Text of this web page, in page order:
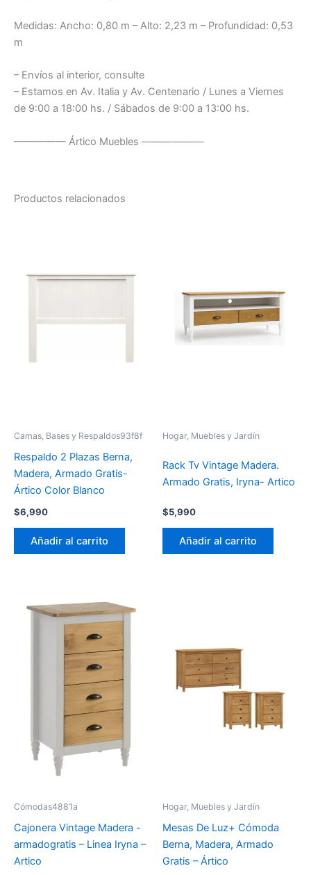
Medidas: Ancho: 0,80 m – Alto: 2,23 m – Profundidad: 0,53
m
– Envíos al interior, consulte
– Estamos en Av. Italia y Av. Centenario / Lunes a Viernes
de 9:00 a 18:00 hs. / Sábados de 9:00 a 13:00 hs.
————— Ártico Muebles ——————
Productos relacionados
Camas, Bases y Respaldos93f8f
Respaldo 2 Plazas Berna,
Madera, Armado Gratis-
Ártico Color Blanco
$6,990
Añadir al carrito
Hogar, Muebles y Jardín
Rack Tv Vintage Madera.
Armado Gratis, Iryna- Artico
$5,990
Añadir al carrito
Cómodas4881a
Cajonera Vintage Madera -
armadogratis – Linea Iryna –
Artico
Hogar, Muebles y Jardín
Mesas De Luz+ Cómoda
Berna, Madera, Armado
Gratis – Ártico